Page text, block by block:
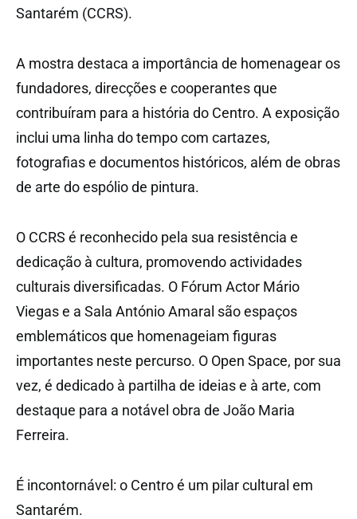
Santarém (CCRS).
A mostra destaca a importância de homenagear os
fundadores, direcções e cooperantes que
contribuíram para a história do Centro. A exposição
inclui uma linha do tempo com cartazes,
fotografias e documentos históricos, além de obras
de arte do espólio de pintura.
O CCRS é reconhecido pela sua resistência e
dedicação à cultura, promovendo actividades
culturais diversificadas. O Fórum Actor Mário
Viegas e a Sala António Amaral são espaços
emblemáticos que homenageiam figuras
importantes neste percurso. O Open Space, por sua
vez, é dedicado à partilha de ideias e à arte, com
destaque para a notável obra de João Maria
Ferreira.
É incontornável: o Centro é um pilar cultural em
Santarém.